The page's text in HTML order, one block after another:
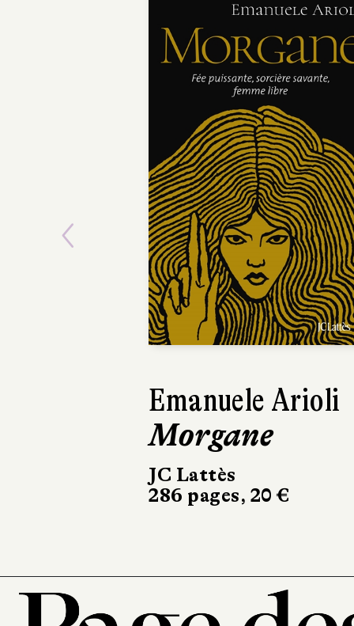
Elizabeth Rush
L'Éveil
Marchialy
450 pages, 23 €
Previous